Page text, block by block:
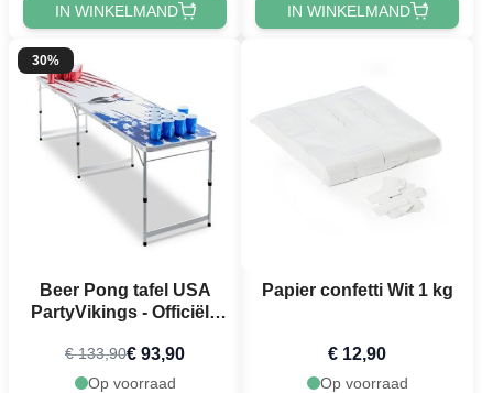
IN WINKELMAND IN WINKELMAND
30%
Beer Pong tafel USA
PartyVikings - Officiële
€ 133,90€ 93,90
Op voorraad
Papier confetti Wit 1 kg
€ 12,90
Op voorraad